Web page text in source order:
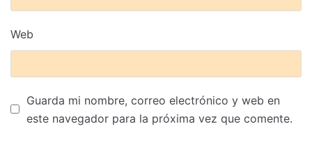
Web
Guarda mi nombre, correo electrónico y web en
este navegador para la próxima vez que comente.